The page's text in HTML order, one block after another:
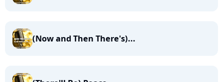
(Now and Then There's)...